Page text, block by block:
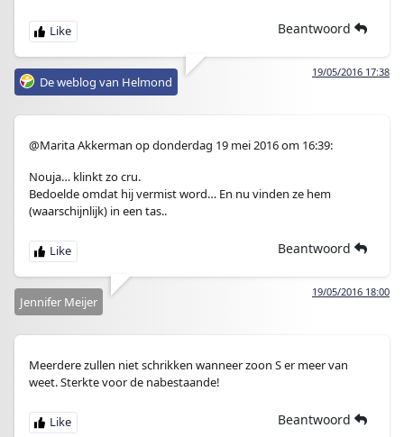
Beantwoord
19/05/2016 17:38
De weblog van Helmond
@Marita Akkerman op donderdag 19 mei 2016 om 16:39:
Nouja… klinkt zo cru.
Bedoelde omdat hij vermist word… En nu vinden ze hem
(waarschijnlijk) in een tas..
Beantwoord
19/05/2016 18:00
Jennifer Meijer
Meerdere zullen niet schrikken wanneer zoon S er meer van
weet. Sterkte voor de nabestaande!
Beantwoord